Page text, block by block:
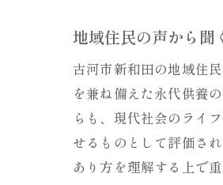
地域住民の声から聞
古河市新和田の地域住
を兼ね備えた永代供養
らも、現代社会のライ
せるものとして評価さ
あり方を理解する上で重